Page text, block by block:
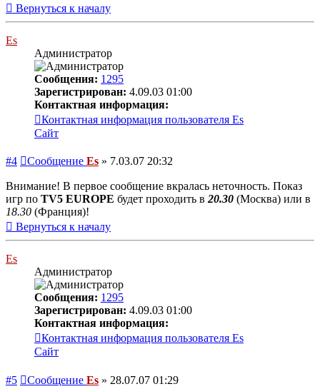
Вернуться к началу
Es
Администратор
Сообщения: 1295
Зарегистрирован: 4.09.03 01:00
Контактная информация:
Контактная информация пользователя Es
Сайт
#4 Сообщение Es » 7.03.07 20:32
Внимание! В первое сообщение вкралась неточность. Показ
игр по TV5 EUROPE будет проходить в20.30 (Москва) или в
18.30 (Франция)!
Вернуться к началу
Es
Администратор
Сообщения: 1295
Зарегистрирован: 4.09.03 01:00
Контактная информация:
Контактная информация пользователя Es
Сайт
#5 Сообщение Es » 28.07.07 01:29